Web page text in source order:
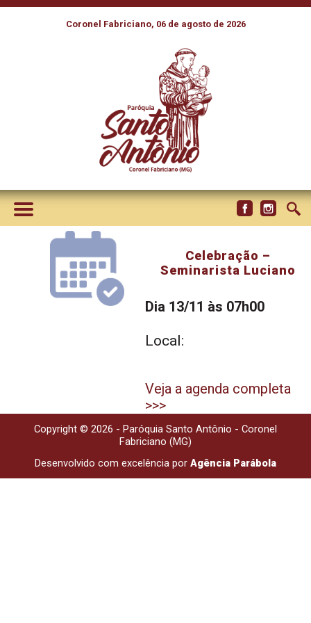
Coronel Fabriciano, 06 de agosto de 2026
Celebração –
Seminarista Luciano
Dia 13/11 às 07h00
Local:
Veja a agenda completa
>>>
Copyright © 2026 - Paróquia Santo Antônio - Coronel
Fabriciano (MG)
Desenvolvido com excelência por Agência Parábola